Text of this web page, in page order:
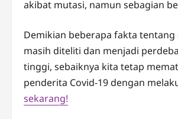
akibat mutasi, namun sebagian
Demikian beberapa fakta tentang
masih diteliti dan menjadi
tinggi, sebaiknya kita tetap
penderita Covid-19 dengan
sekarang!